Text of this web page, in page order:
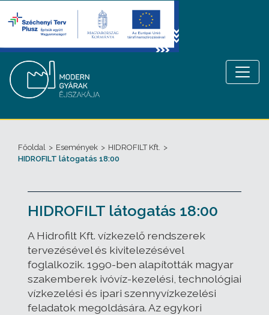
Főoldal > Események > HIDROFILT Kft. >
HIDROFILT látogatás 18:00
HIDROFILT látogatás 18:00
A Hidrofilt Kft. vízkezelő rendszerek
tervezésével és kivitelezésével
foglalkozik. 1990-ben alapították magyar
szakemberek ivóvíz-kezelési, technológiai
vízkezelési és ipari szennyvízkezelési
feladatok megoldására. Az egykori